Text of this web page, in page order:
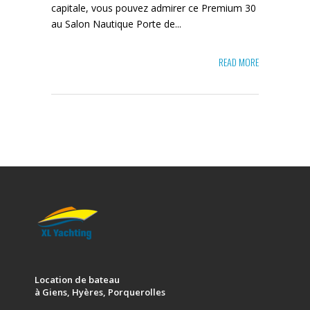
capitale, vous pouvez admirer ce Premium 30
au Salon Nautique Porte de...
READ MORE
Location de bateau
à Giens, Hyères, Porquerolles